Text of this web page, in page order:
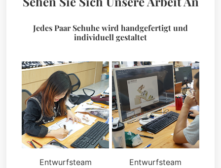
Jedes Paar Schuhe wird handgefertigt und
individuell gestaltet
Entwurfsteam Entwurfsteam